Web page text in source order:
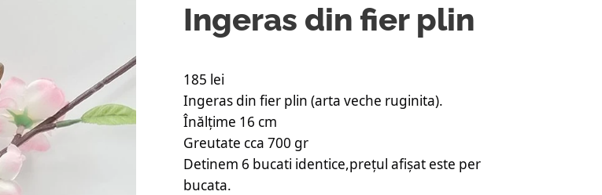
Ingeras din fier plin
185 lei
Ingeras din fier plin (arta veche ruginita).
Înălțime 16 cm
Greutate cca 700 gr
Detinem 6 bucati identice,prețul afișat este per
bucata.